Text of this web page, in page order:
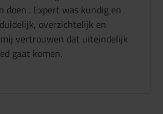
doen . Expert was kundig en
overzichtelijk en
vertrouwen dat uiteindelijk
gaat komen.